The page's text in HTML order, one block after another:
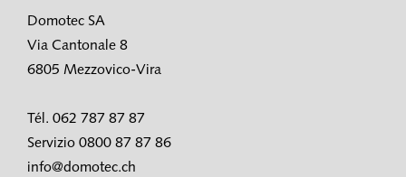
Domotec SA
Via Cantonale 8
6805 Mezzovico-Vira
Tél. 062 787 87 87
Servizio 0800 87 87 86
info@domotec.ch